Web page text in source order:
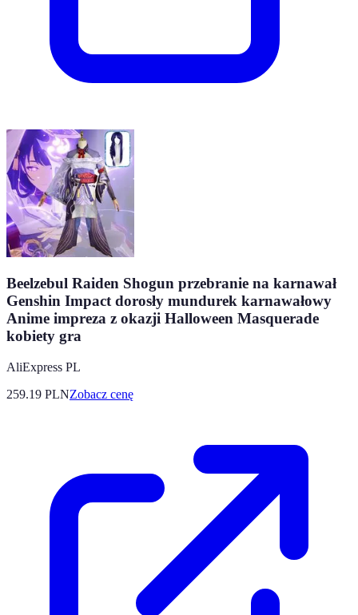
Beelzebul Raiden Shogun przebranie na karnawał
Genshin Impact dorosły mundurek karnawałowy
Anime impreza z okazji Halloween Masquerade
kobiety gra
AliExpress PL
259.19 PLNZobacz cenę